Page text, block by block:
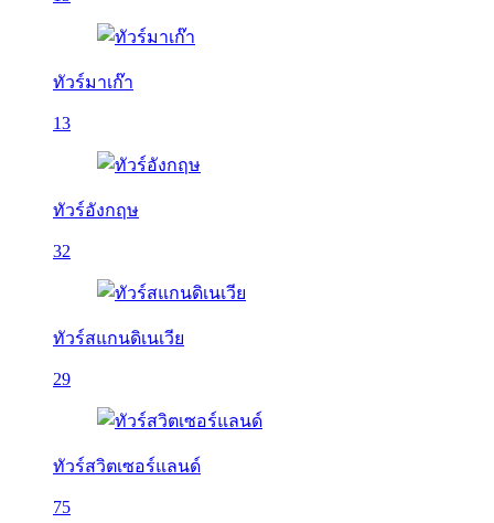
ทัวร์มาเก๊า
13
ทัวร์อังกฤษ
32
ทัวร์สแกนดิเนเวีย
29
ทัวร์สวิตเซอร์แลนด์
75